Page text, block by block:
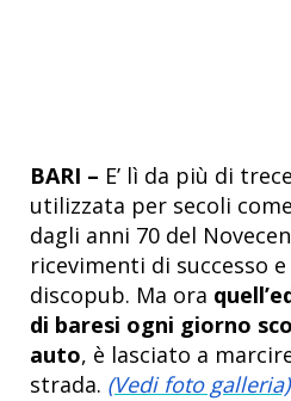
BARI – E’ lì da più di
utilizzata per secoli
dagli anni 70 del
ricevimenti di successo
discopub. Ma ora
di baresi ogni giorno
auto, è lasciato a
strada. (Vedi foto galleria)